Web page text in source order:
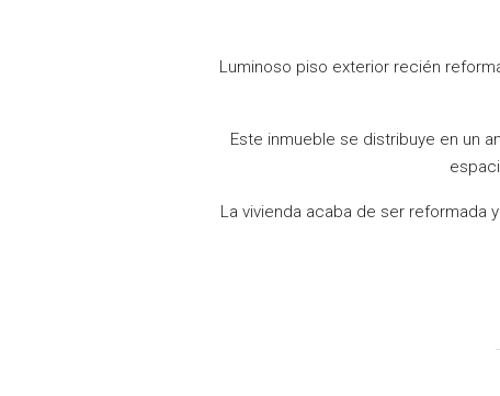
Luminoso piso exterior recién
Este inmueble se distribuye en un
La vivienda acaba de ser reformada